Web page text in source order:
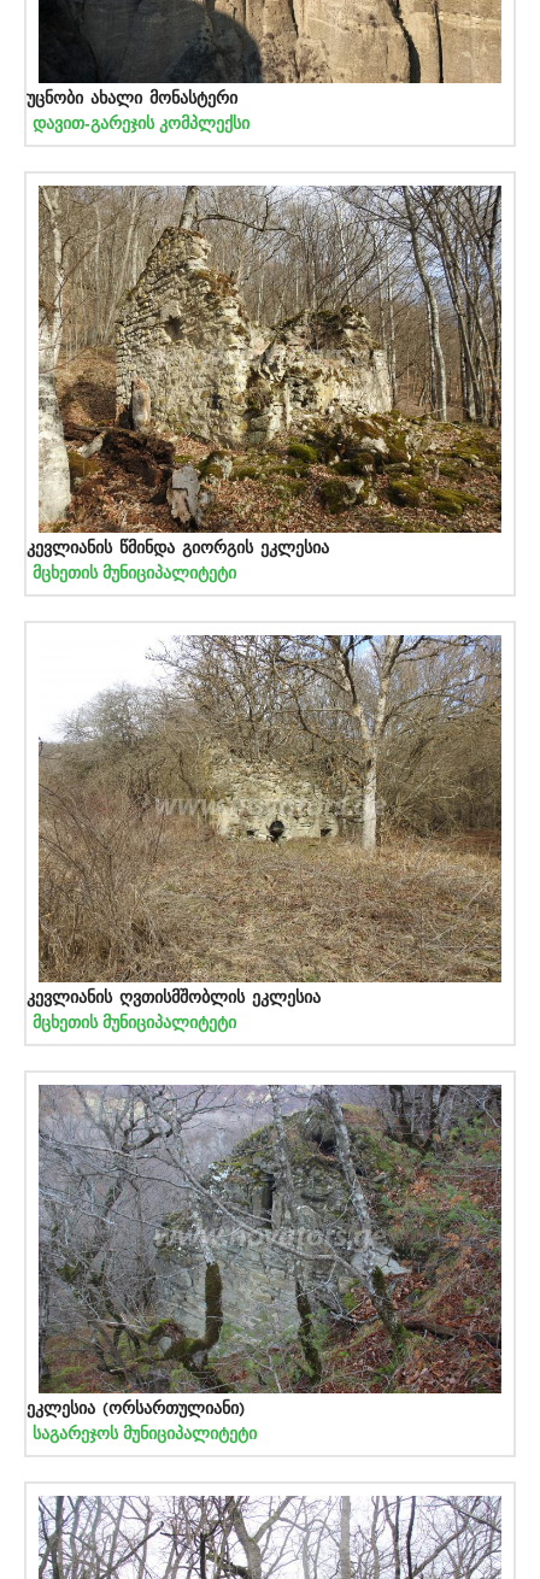
უცნობი ახალი მონასტერი
დავით-გარეჯის კომპლექსი
კევლიანის წმინდა გიორგის ეკლესია
მცხეთის მუნიციპალიტეტი
კევლიანის ღვთისმშობლის ეკლესია
მცხეთის მუნიციპალიტეტი
ეკლესია (ორსართულიანი)
საგარეჯოს მუნიციპალიტეტი